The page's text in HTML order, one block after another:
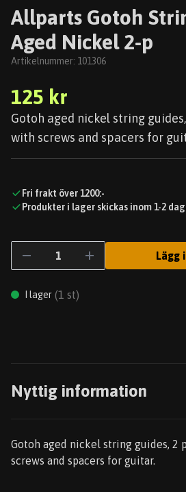
Allparts Gotoh
Aged Nickel 2-p
Artikelnummer: 101306
125 kr
Gotoh aged nickel string
with screws and spacers for
Fri frakt över 1200:-
Produkter i lager skickas inom 1-2
Lägg
I lager (1 st)
Nyttig information
Gotoh aged nickel string guides, 2
screws and spacers for guitar.